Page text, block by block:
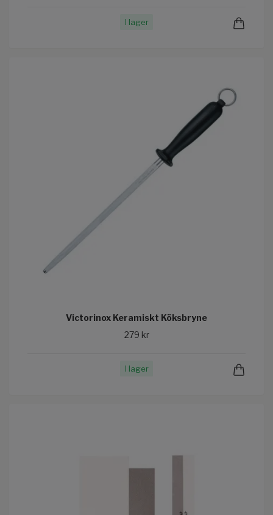
I lager
Victorinox Keramiskt Köksbryne
279 kr
I lager